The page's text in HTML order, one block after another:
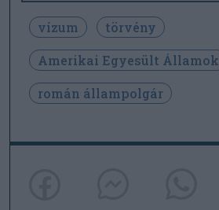
vízum
törvény
Amerikai Egyesült Államok
román állampolgár